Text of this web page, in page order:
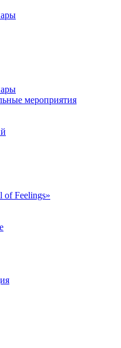
мероприятия
of Feelings»